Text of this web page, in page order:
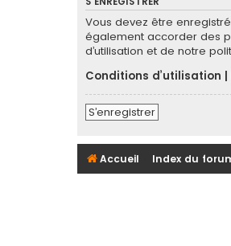
Vous devez être
également accorder des
d’utilisation et de notre
Conditions d’utilisation |
S’enregistrer
Accueil Index du